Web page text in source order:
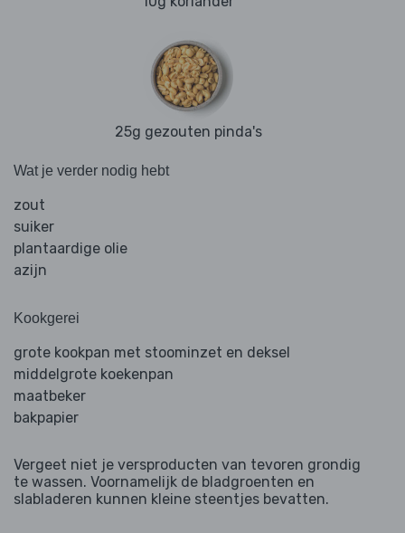
25g gezouten pinda's
Wat je verder nodig hebt
zout
suiker
plantaardige olie
azijn
Kookgerei
grote kookpan met stoominzet en deksel
middelgrote koekenpan
maatbeker
bakpapier
Vergeet niet je versproducten van tevoren grondig
te wassen. Voornamelijk de bladgroenten en
slabladeren kunnen kleine steentjes bevatten.